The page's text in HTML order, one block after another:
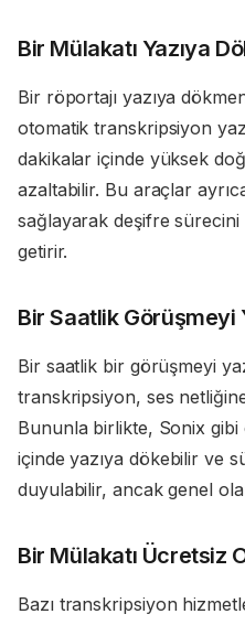
Bir Mülakatı Yazıya
Bir röportajı yazıya
otomatik transkripsiyon
dakikalar içinde yüksek
azaltabilir. Bu araçlar
sağlayarak deşifre
getirir.
Bir Saatlik Görüşmeyi
Bir saatlik bir görüşmeyi
transkripsiyon, ses
Bununla birlikte, Sonix gibi
içinde yazıya dökebilir ve
duyulabilir, ancak genel
Bir Mülakatı Ücretsiz
Bazı transkripsiyon